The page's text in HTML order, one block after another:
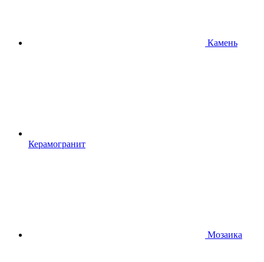
Камень
Керамогранит
Мозаика